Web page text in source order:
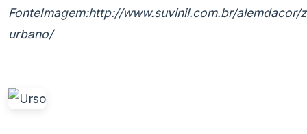
FonteImagem:http://www.suvinil.com.br/alemdacor/
urbano/